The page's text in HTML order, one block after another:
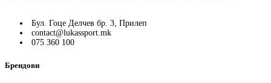
Бул. Гоце Делчев бр. 3, Прилеп
contact@lukassport.mk
075 360 100
Брендови